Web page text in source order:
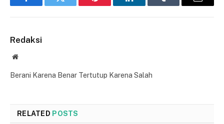
FacebookTwitter Pinterest LinkedInTumblr Email
Redaksi
Website
Berani Karena Benar Tertutup Karena Salah
RELATED POSTS